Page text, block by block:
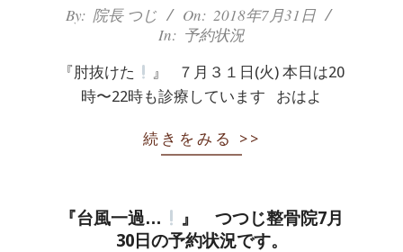
2018-
By: 院長 つじ On: 2018年7月31日
In: 予約状況
『肘抜けた
』 ７月３１日(火) 本日は20
時〜22時も診療しています おはよ
続きをみる >>
『台風一過…
』 つつじ整骨院7月
30日の予約状況です。